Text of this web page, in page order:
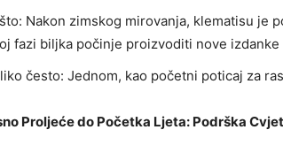
Nakon zimskog mirovanja, klematisu je
fazi biljka počinje proizvoditi nove izdanke
često: Jednom, kao početni poticaj za
Proljeće do Početka Ljeta: Podrška